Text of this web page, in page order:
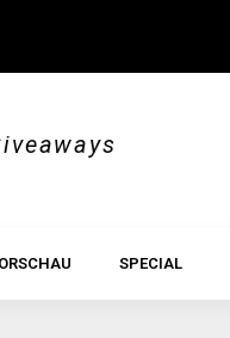
SPECIAL